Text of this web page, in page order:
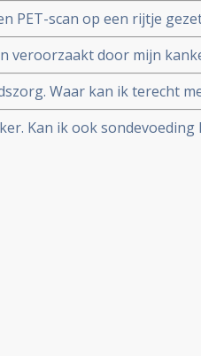
PET-scan op een rijtje
veroorzaakt door mijn
Waar kan ik terecht
ziekenhuis en/of door
Kan ik ook